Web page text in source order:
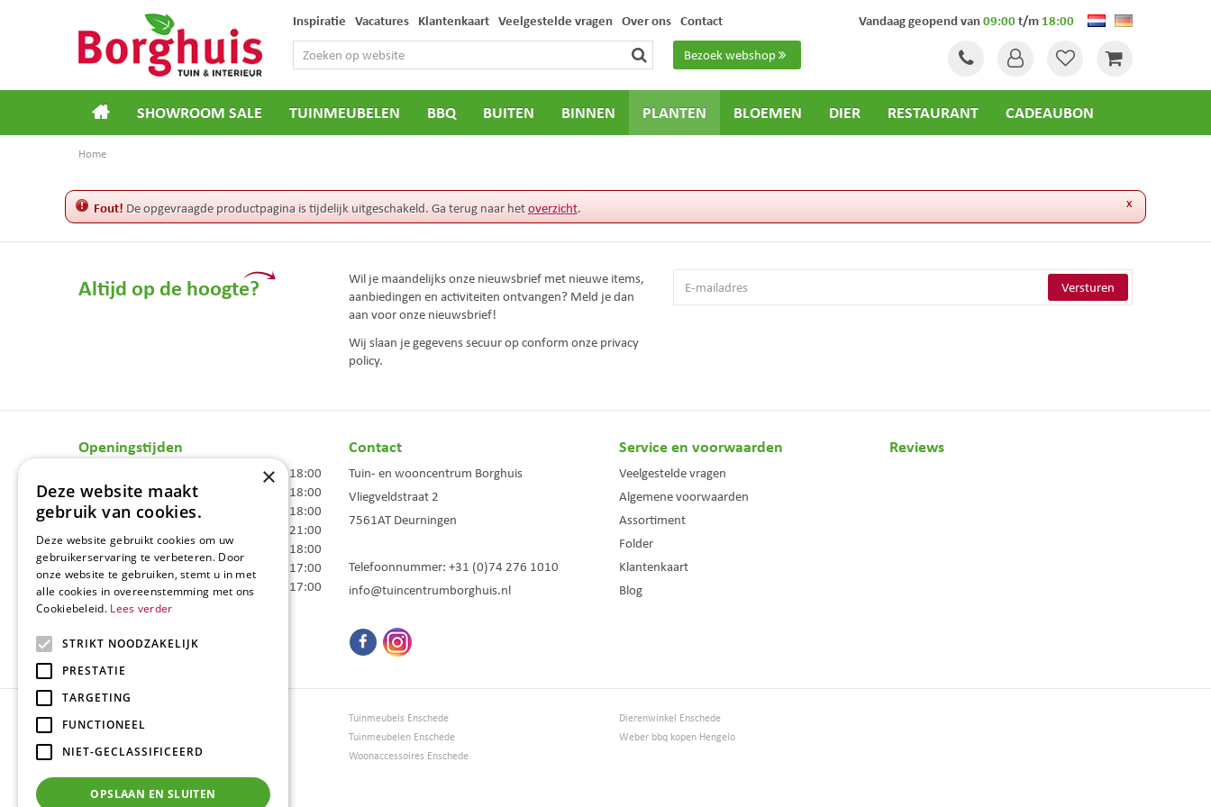
Home
Bezoek webshop
Inspiratie Vacatures Klantenkaart Veelgestelde vragen Over ons Contact Vandaag geopend van09:00t/m18:00
SHOWROOM SALE TUINMEUBELEN BBQ BUITEN BINNEN PLANTEN BLOEMEN DIER RESTAURANT CADEAUBON
x
Fout! De opgevraagde productpagina is tijdelijk uitgeschakeld. Ga terug naar hetoverzicht.
Altijd op de hoogte?
Wil je maandelijks onze nieuwsbrief met nieuwe items,
aanbiedingen en activiteiten ontvangen? Meld je dan
aan voor onze nieuwsbrief!
Wij slaan je gegevens secuur op conform onze privacy
policy.
Openingstijden
09:00 - 18:00
Dinsdag
09:00 - 18:00
Woensdag
09:00 - 18:00
09:00 - 21:00
Vrijdag
09:00 - 18:00
Zaterdag
09:00 - 17:00
Zondag
10:00 - 17:00
Contact
Tuin- en wooncentrum Borghuis
Vliegveldstraat 2
7561AT Deurningen
Telefoonnummer: +31 (0)74 276 1010
info@tuincentrumborghuis.nl
Service en voorwaarden
Veelgestelde vragen
Algemene voorwaarden
Assortiment
Folder
Klantenkaart
Blog
Reviews
Tuincentrum Borghuis
Loungesets
Bloemen
Barbecues
Tuinmeubels Enschede
Tuinmeubelen Enschede
Woonaccessoires Enschede
Dierenwinkel Enschede
Weber bbq kopen Hengelo
×
Deze website maakt
gebruik van cookies.
Deze website gebruikt cookies om uw
gebruikerservaring te verbeteren. Door
onze website te gebruiken, stemt u in met
alle cookies in overeenstemming met ons
Cookiebeleid. Lees verder
STRIKT NOODZAKELIJK
PRESTATIE
TARGETING
FUNCTIONEEL
NIET-GECLASSIFICEERD
OPSLAAN EN SLUITEN